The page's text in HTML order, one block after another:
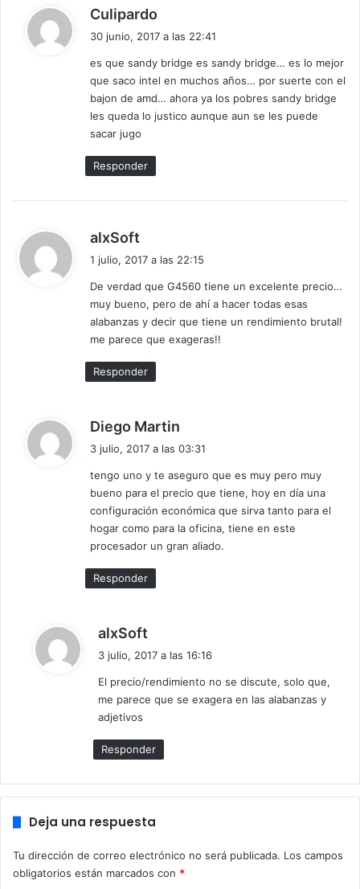
el rendimiento en CPU Mark, vemos que supera
sobradamente al FX 6300 de seis núcleos y queda
bastante a la par del Intel i5 3570K (casualmente mi
procesador), también de cuatro núcleos y cuatro hilos de
procesamiento. No aparece en la comparación el Intel
Pentium G4560 de dos núcleos y cuatro hilos de
procesamiento, el cual, ofrece un rendimiento brutal por
un precio muy bajo.
AMD, lógicamente, explotara su capacidad de ofrecer
ajustado, básicamente, lo que ha venido haciendo hasta el
momento con los Ryzen. El Ryzen 3 1200 tendrá que
competir con los Core i3 y con el Pentium G4560, unos
rivales bastante duros, sobre todo este último, que ronda
los 60€, que hemos probado y tenemos que decir, que es
una auténtica bestia. Deberemos esperar a que los Ryzen
3 1200 lleguen al mercado, para ver cómo se comportan
Fuente:wccftech
Culipardo
e
:
30 junio, 2017 a las 22:41
es que sandy bridge es sandy bridge… es lo mejor
que saco intel en muchos años… por suerte con el
bajon de amd… ahora ya los pobres sandy bridge
les queda lo justico aunque aun se les puede
sacar jugo
Responder
alxSoft
e
:
1 julio, 2017 a las 22:15
De verdad que G4560 tiene un excelente precio…
muy bueno, pero de ahí a hacer todas esas
alabanzas y decir que tiene un rendimiento brutal!
me parece que exageras!!
Responder
Diego Martin
e
:
3 julio, 2017 a las 03:31
tengo uno y te aseguro que es muy pero muy
bueno para el precio que tiene, hoy en día una
configuración económica que sirva tanto para el
hogar como para la oficina, tiene en este
procesador un gran aliado.
Responder
alxSoft
e
:
3 julio, 2017 a las 16:16
El precio/rendimiento no se discute, solo que,
me parece que se exagera en las alabanzas y
adjetivos
Responder
Deja una respuesta
Tu dirección de correo electrónico no será publicada. Los campos
obligatorios están marcados con *